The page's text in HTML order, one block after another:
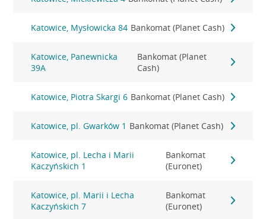
Katowice, Mysłowicka 84 Bankomat (Planet Cash)
Katowice, Panewnicka
39A
Bankomat (Planet
Cash)
Katowice, Piotra Skargi 6 Bankomat (Planet Cash)
Katowice, pl. Gwarków 1 Bankomat (Planet Cash)
Katowice, pl. Lecha i Marii
Kaczyńskich 1
Bankomat
(Euronet)
Katowice, pl. Marii i Lecha
Kaczyńskich 7
Bankomat
(Euronet)